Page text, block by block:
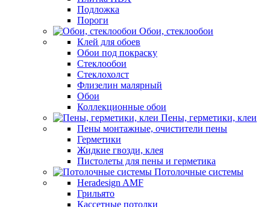
Подложка
Пороги
Обои, стеклообои
Клей для обоев
Обои под покраску
Стеклообои
Стеклохолст
Флизелин малярный
Обои
Коллекционные обои
Пены, герметики, клеи
Пены монтажные, очистители пены
Герметики
Жидкие гвозди, клея
Пистолеты для пены и герметика
Потолочные системы
Heradesign AMF
Грильято
Кассетные потолки